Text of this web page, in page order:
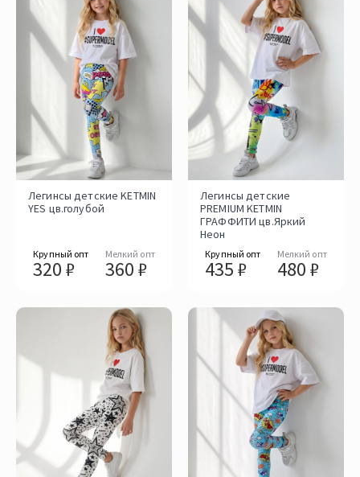
Легинсы детские KETMIN
YES цв.голубой
Крупный опт
320 ₽
Мелкий опт
360 ₽
Легинсы детские
PREMIUM KETMIN
ГРАФФИТИ цв.Яркий
Неон
Крупный опт
435 ₽
Мелкий опт
480 ₽